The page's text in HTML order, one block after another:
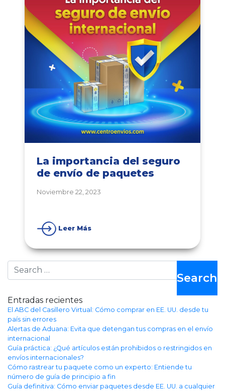
La importancia del seguro
de envío de paquetes
Noviembre 22, 2023
Leer Más
Entradas recientes
El ABC del Casillero Virtual: Cómo comprar en EE. UU. desde tu
país sin errores
Alertas de Aduana: Evita que detengan tus compras en el envío
internacional
Guía práctica: ¿Qué artículos están prohibidos o restringidos en
envíos internacionales?
Cómo rastrear tu paquete como un experto: Entiende tu
número de guía de principio a fin
Guía definitiva: Cómo enviar paquetes desde EE. UU. a cualquier